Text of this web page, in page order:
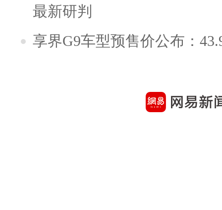
最新研判
享界G9车型预售价公布：